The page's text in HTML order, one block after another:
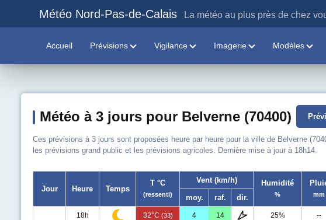
Météo Nord-Pas-de-Calais La météo au plus près de chez
Accueil Prévisions Vigilance Imagerie Modèles
Météo à 3 jours pour Belverne (70400)
Ces prévisions à 3 jours sont proposées heure par heure pour la ville de Belverne
les prévisions grand public et les prévisions agricoles. Dernière mise à jour à 18h14.
Jour Heure Temps
T °C
(ressenti)
Vent (km/h) Humidité
% mm
moy. raf. dir.
18h 32°C (33) 4 14 25% --